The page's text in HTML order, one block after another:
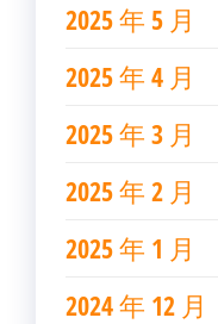
2025 年 5 月
2025 年 4 月
2025 年 3 月
2025 年 2 月
2025 年 1 月
2024 年 12 月